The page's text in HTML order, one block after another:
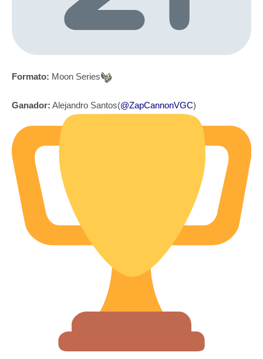
Formato: Moon Series
Ganador: Alejandro Santos(@ZapCannonVGC)